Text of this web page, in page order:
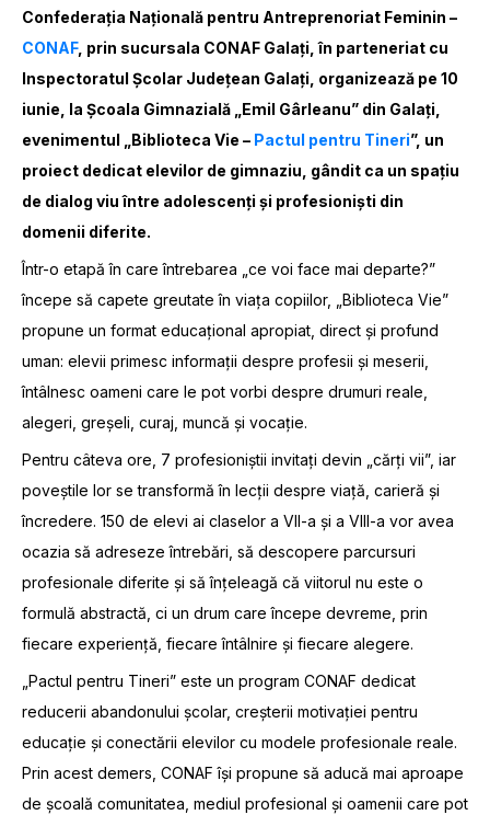
Confederația Națională pentru Antreprenoriat Feminin –
CONAF, prin sucursala CONAF Galați, în parteneriat cu
Inspectoratul Școlar Județean Galați, organizează pe 10
iunie, la Școala Gimnazială „Emil Gârleanu” din Galați,
evenimentul „Biblioteca Vie – Pactul pentru Tineri”, un
proiect dedicat elevilor de gimnaziu, gândit ca un spațiu
de dialog viu între adolescenți și profesioniști din
domenii diferite.
Într-o etapă în care întrebarea „ce voi face mai departe?”
începe să capete greutate în viața copiilor, „Biblioteca Vie”
propune un format educațional apropiat, direct și profund
uman: elevii primesc informații despre profesii și meserii,
întâlnesc oameni care le pot vorbi despre drumuri reale,
alegeri, greșeli, curaj, muncă și vocație.
Pentru câteva ore, 7 profesioniștii invitați devin „cărți vii”, iar
poveștile lor se transformă în lecții despre viață, carieră și
încredere. 150 de elevi ai claselor a VII-a și a VIII-a vor avea
ocazia să adreseze întrebări, să descopere parcursuri
profesionale diferite și să înțeleagă că viitorul nu este o
formulă abstractă, ci un drum care începe devreme, prin
fiecare experiență, fiecare întâlnire și fiecare alegere.
„Pactul pentru Tineri” este un program CONAF dedicat
reducerii abandonului școlar, creșterii motivației pentru
educație și conectării elevilor cu modele profesionale reale.
Prin acest demers, CONAF își propune să aducă mai aproape
de școală comunitatea, mediul profesional și oamenii care pot